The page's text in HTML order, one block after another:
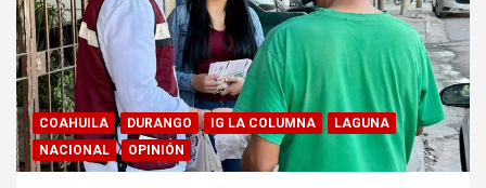
COAHUILA DURANGO IG LA COLUMNA
LAGUNA
NACIONAL
OPINIÓN